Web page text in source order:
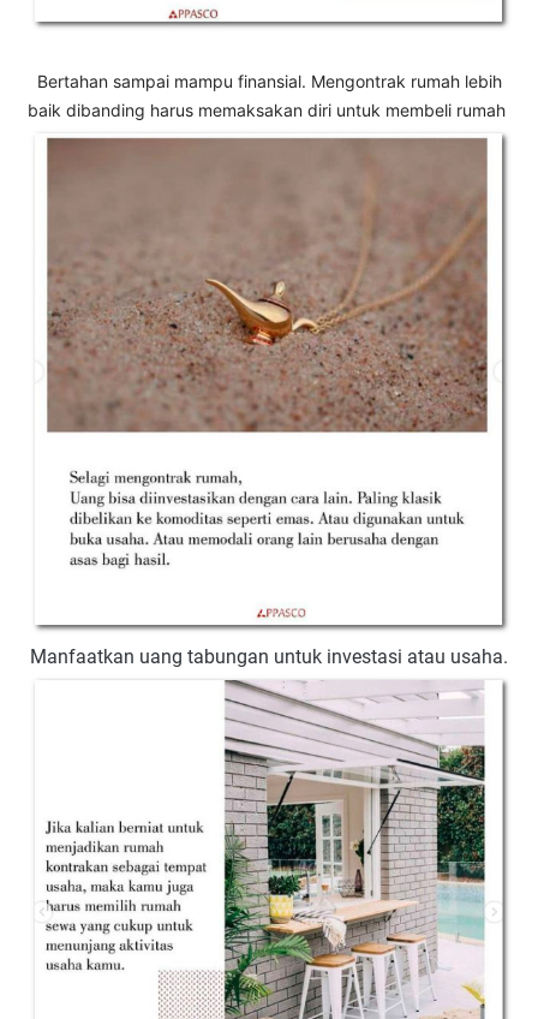
Bertahan sampai mampu finansial. Mengontrak rumah lebih
baik dibanding harus memaksakan diri untuk membeli rumah
Manfaatkan uang tabungan untuk investasi atau usaha.